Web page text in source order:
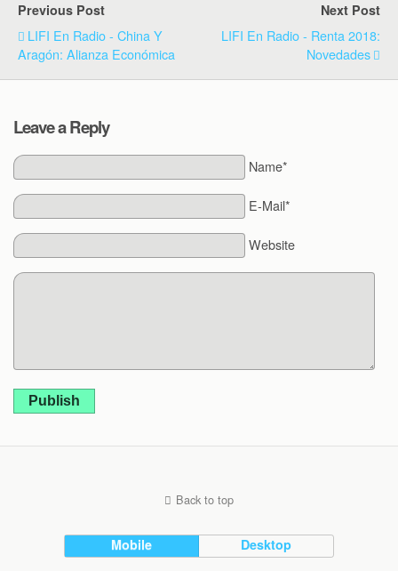
Previous Post
LIFI En Radio - China Y
Aragón: Alianza Económica
Next Post
LIFI En Radio - Renta 2018:
Novedades
Leave a Reply
Name*
E-Mail*
Website
Publish
Back to top
Mobile Desktop